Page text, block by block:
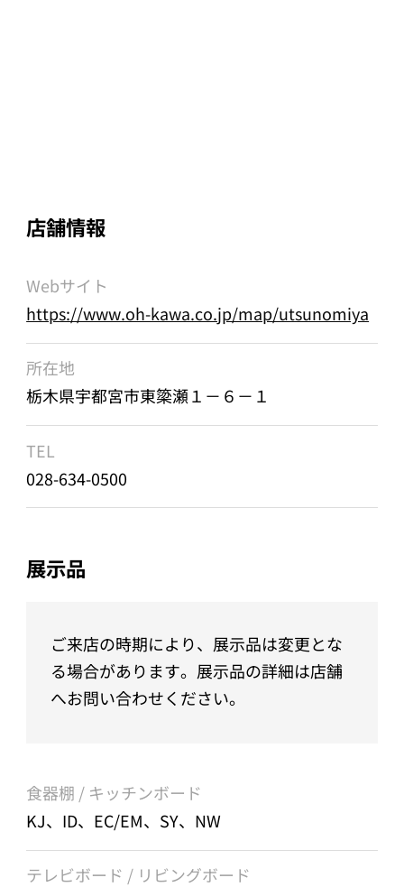
店舗情報
Webサイト
https://www.oh-kawa.co.jp/map/utsunomiya
所在地
栃木県宇都宮市東簗瀬１－６－１
TEL
028-634-0500
展示品
ご来店の時期により、展示品は変更とな
る場合があります。展示品の詳細は店舗
へお問い合わせください。
食器棚 / キッチンボード
KJ、ID、EC/EM、SY、NW
テレビボード / リビングボード